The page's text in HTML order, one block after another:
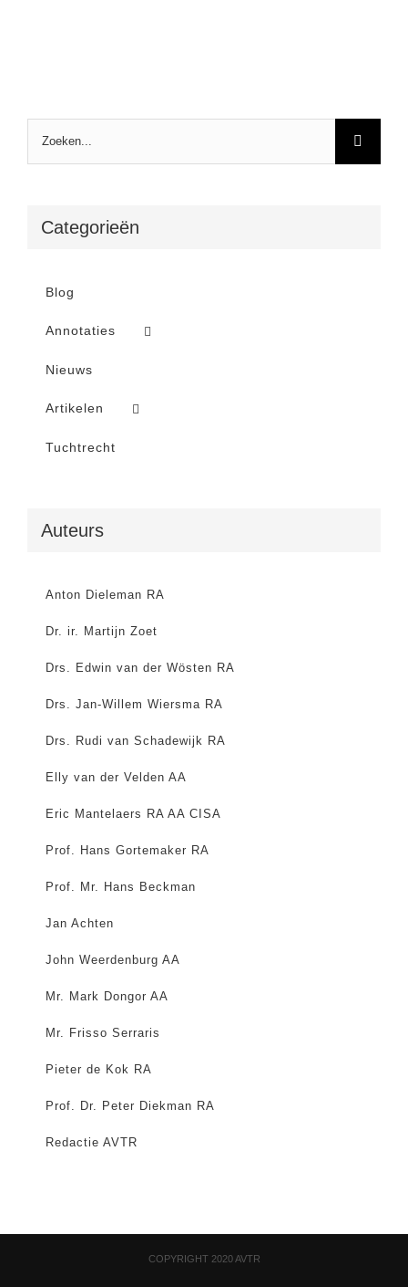
Categorieën
Blog
Annotaties
Nieuws
Artikelen
Tuchtrecht
Auteurs
Anton Dieleman RA
Dr. ir. Martijn Zoet
Drs. Edwin van der Wösten RA
Drs. Jan-Willem Wiersma RA
Drs. Rudi van Schadewijk RA
Elly van der Velden AA
Eric Mantelaers RA AA CISA
Prof. Hans Gortemaker RA
Prof. Mr. Hans Beckman
Jan Achten
John Weerdenburg AA
Mr. Mark Dongor AA
Mr. Frisso Serraris
Pieter de Kok RA
Prof. Dr. Peter Diekman RA
Redactie AVTR
COPYRIGHT 2020 AVTR